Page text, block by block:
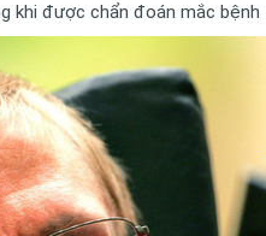
khi được chẩn đoán mắc bệnh